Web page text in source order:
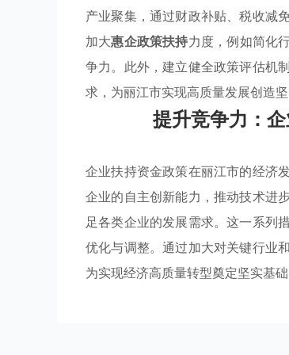
产业聚集，通过财政补贴、税收减
加大惠企政策扶持力度，例如简化
争力。此外，建立健全政策评估机
求，为丽江市实现高质量发展创造坚
提升竞争力：
企业扶持资金政策在丽江市的经济
企业的自主创新能力，推动技术进
足各类企业的发展需求。这一系列
优化与调整。通过加大对关键行业
为实现经济高质量转型奠定坚实基础